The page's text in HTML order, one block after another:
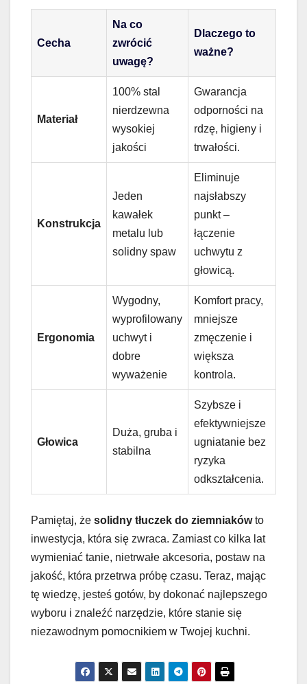
Cecha
Na co
zwrócić
uwagę?
Dlaczego to
ważne?
Materiał
100% stal
nierdzewna
wysokiej
jakości
Gwarancja
odporności na
rdzę, higieny i
trwałości.
Konstrukcja
Jeden
kawałek
metalu lub
solidny spaw
Eliminuje
najsłabszy
punkt –
łączenie
uchwytu z
głowicą.
Ergonomia
Wygodny,
wyprofilowany
uchwyt i
dobre
wyważenie
Komfort pracy,
mniejsze
zmęczenie i
większa
kontrola.
Głowica
Duża, gruba i
stabilna
Szybsze i
efektywniejsze
ugniatanie bez
ryzyka
odkształcenia.
Pamiętaj, że solidny tłuczek do ziemniakówto
inwestycja, która się zwraca. Zamiast co kilka lat
wymieniać tanie, nietrwałe akcesoria, postaw na
jakość, która przetrwa próbę czasu. Teraz, mając
tę wiedzę, jesteś gotów, by dokonać najlepszego
wyboru i znaleźć narzędzie, które stanie się
niezawodnym pomocnikiem w Twojej kuchni.